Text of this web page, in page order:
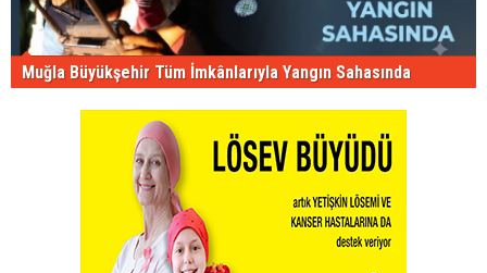
Muğla Büyükşehir Tüm İmkânlarıyla Yangın Sahasında